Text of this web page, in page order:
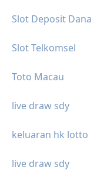
Slot Deposit Dana
Slot Telkomsel
Toto Macau
live draw sdy
keluaran hk lotto
live draw sdy